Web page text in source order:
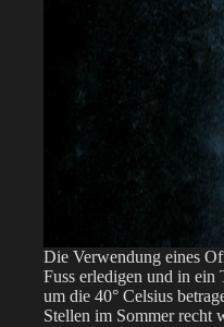
Die Verwendung eines
Fuss erledigen und in ein
um die 40° Celsius
Stellen im Sommer recht